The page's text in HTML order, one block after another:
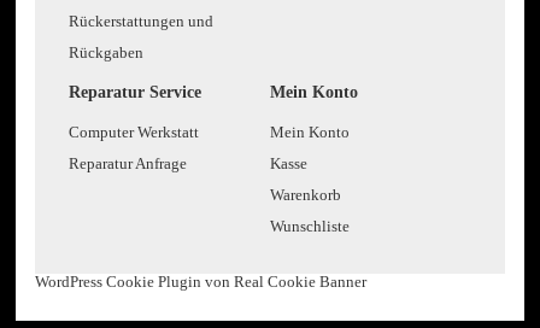
Rückerstattungen und
Rückgaben
Reparatur Service
Computer Werkstatt
Reparatur Anfrage
Mein Konto
Mein Konto
Kasse
Warenkorb
Wunschliste
WordPress Cookie Plugin von Real Cookie Banner